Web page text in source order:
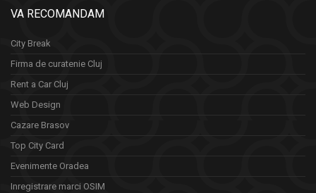
VA RECOMANDAM
City Break
Firma de curatenie Cluj
Rent a Car Cluj
Web Design
Cazare Brasov
Top City Card
Evenimente Oradea
Inregistrare marci OSIM